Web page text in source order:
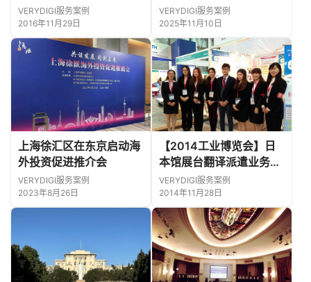
搭建2016年第15回世界
製薬原料展日油ブース特
別装飾
VERYDIGI服务案例
2016年11月29日
日本馆运营圆满收官
VERYDIGI服务案例
2025年11月10日
上海徐汇区在东京启动海
外投资促进推介会
VERYDIGI服务案例
2023年8月26日
【2014工业博览会】日
本馆展台翻译派遣业务
JETRO【2014工業博覧
会】ブース通訳業務を受
託しました
VERYDIGI服务案例
2014年11月28日